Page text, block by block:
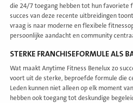
die 24/7 toegang hebben tot hun favoriete
succes van deze recente uitbreidingen
vraag is naar moderne en flexibele
persoonlijke aandacht en community
STERKE FRANCHISEFORMULE ALS
Wat maakt Anytime Fitness Benelux zo
voort uit de sterke, beproefde formule die
Leden kunnen niet alleen op elk moment
hebben ook toegang tot deskundige